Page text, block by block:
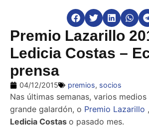
Premio Lazarillo
Ledicia Costas –
prensa
04/12/2015 premios, socios
Nas últimas semanas, varios
grande galardón, o Premio Lazarillo
Ledicia Costas o pasado mes.